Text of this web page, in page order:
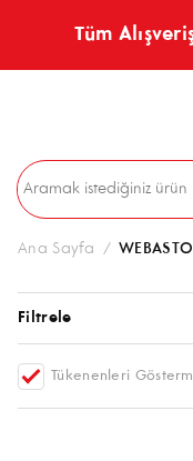
Tüm
Ana Sayfa /
Filtrele
Tükenenleri